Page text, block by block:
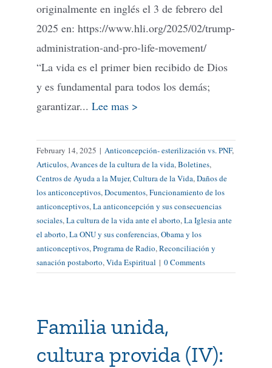
originalmente en inglés el 3 de febrero del
2025 en: https://www.hli.org/2025/02/trump-
administration-and-pro-life-movement/
“La vida es el primer bien recibido de Dios
y es fundamental para todos los demás;
garantizar... Lee mas >
February 14, 2025 | Anticoncepción- esterilización vs. PNF,
Articulos, Avances de la cultura de la vida, Boletines,
Centros de Ayuda a la Mujer, Cultura de la Vida, Daños de
los anticonceptivos, Documentos, Funcionamiento de los
anticonceptivos, La anticoncepción y sus consecuencias
sociales, La cultura de la vida ante el aborto, La Iglesia ante
el aborto, La ONU y sus conferencias, Obama y los
anticonceptivos, Programa de Radio, Reconciliación y
sanación postaborto, Vida Espiritual | 0 Comments
Familia unida,
cultura provida (IV):